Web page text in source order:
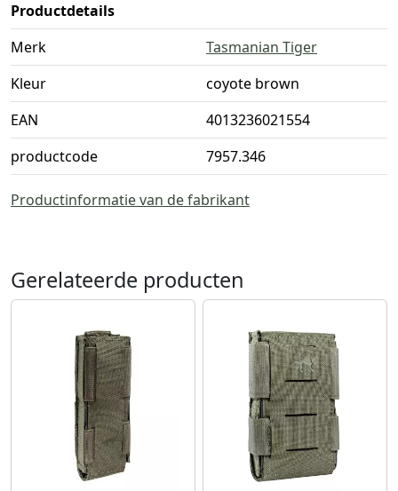
Productdetails
Merk
Tasmanian Tiger
Kleur
coyote brown
EAN
4013236021554
productcode
7957.346
Productinformatie van de fabrikant
Gerelateerde producten